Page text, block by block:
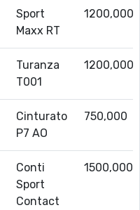
Sport
Maxx RT
1200,000
Turanza
T001
1200,000
Cinturato
P7 AO
750,000
Conti
Sport
Contact
1500,000